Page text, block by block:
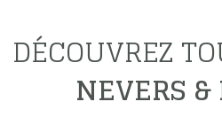
DÉCOUVREZ
NEVERS